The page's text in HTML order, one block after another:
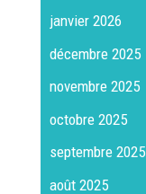
janvier 2026
décembre 2025
novembre 2025
octobre 2025
septembre 2025
août 2025